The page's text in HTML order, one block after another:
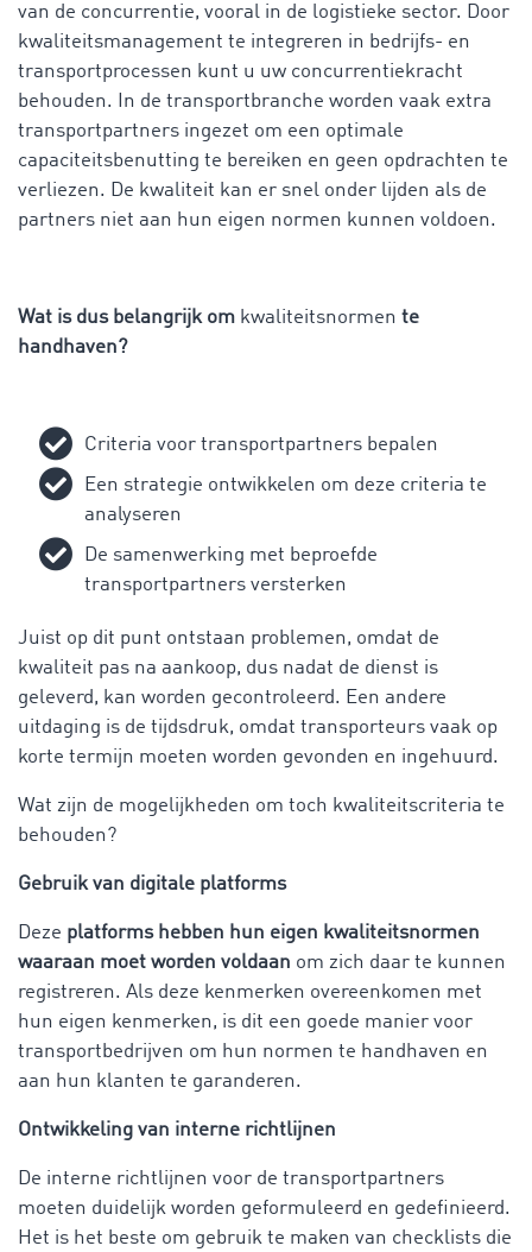
van de concurrentie, vooral in de logistieke sector. Door
kwaliteitsmanagement te integreren in bedrijfs- en
transportprocessen kunt u uw concurrentiekracht
behouden. In de transportbranche worden vaak extra
transportpartners ingezet om een optimale
capaciteitsbenutting te bereiken en geen opdrachten te
verliezen. De kwaliteit kan er snel onder lijden als de
partners niet aan hun eigen normen kunnen voldoen.
Wat is dus belangrijk om kwaliteitsnormen te
handhaven?
Criteria voor transportpartners bepalen
Een strategie ontwikkelen om deze criteria te
analyseren
De samenwerking met beproefde
transportpartners versterken
Juist op dit punt ontstaan problemen, omdat de
kwaliteit pas na aankoop, dus nadat de dienst is
geleverd, kan worden gecontroleerd. Een andere
uitdaging is de tijdsdruk, omdat transporteurs vaak op
korte termijn moeten worden gevonden en ingehuurd.
Wat zijn de mogelijkheden om toch kwaliteitscriteria te
behouden?
Gebruik van digitale platforms
Deze platforms hebben hun eigen kwaliteitsnormen
waaraan moet worden voldaan om zich daar te kunnen
registreren. Als deze kenmerken overeenkomen met
hun eigen kenmerken, is dit een goede manier voor
transportbedrijven om hun normen te handhaven en
aan hun klanten te garanderen.
Ontwikkeling van interne richtlijnen
De interne richtlijnen voor de transportpartners
moeten duidelijk worden geformuleerd en gedefinieerd.
Het is het beste om gebruik te maken van checklists die